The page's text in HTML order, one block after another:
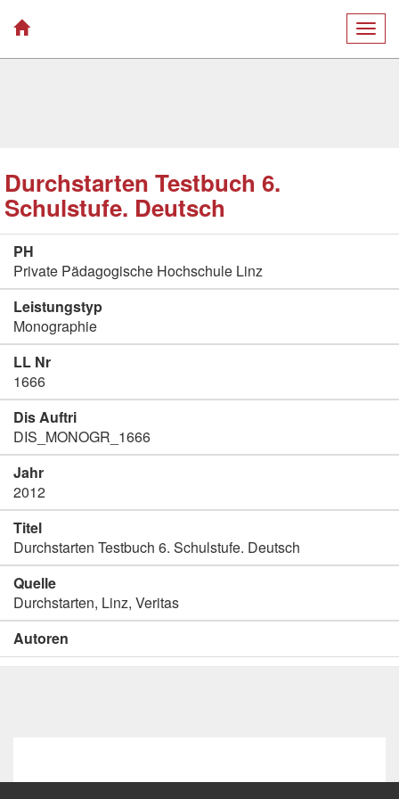
Durchstarten Testbuch 6.
Schulstufe. Deutsch
PH
Private Pädagogische Hochschule Linz
Leistungstyp
Monographie
LL Nr
1666
Dis Auftri
DIS_MONOGR_1666
Jahr
2012
Titel
Durchstarten Testbuch 6. Schulstufe. Deutsch
Quelle
Durchstarten, Linz, Veritas
Autoren